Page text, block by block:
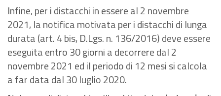
Infine, per i distacchi in essere al 2 novembre
2021, la notifica motivata per i distacchi di lunga
durata (art. 4 bis, D.Lgs. n. 136/2016) deve essere
eseguita entro 30 giorni a decorrere dal 2
novembre 2021 ed il periodo di 12 mesi si calcola
a far data dal 30 luglio 2020.